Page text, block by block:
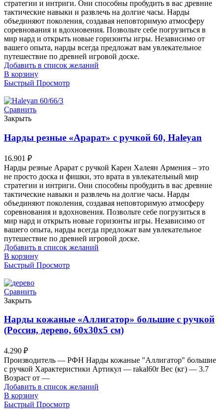
стратегии и интриги. Они способны пробудить в вас древние
тактические навыки и развлечь на долгие часы. Нарды
объединяют поколения, создавая неповторимую атмосферу
соревнования и вдохновения. Позвольте себе погрузиться в
мир нард и открыть новые горизонты игры. Независимо от
вашего опыта, нарды всегда предложат вам увлекательное
путешествие по древней игровой доске.
Добавить в список желаний
В корзину
Быстрый Просмотр
Сравнить
Закрыть
Нарды резные «Арарат» с ручкой 60, Haleyan
16.901 ₽
Нарды резные Арарат с ручкой Карен Халеян Армения – это
не просто доска и фишки, это врата в увлекательный мир
стратегии и интриги. Они способны пробудить в вас древние
тактические навыки и развлечь на долгие часы. Нарды
объединяют поколения, создавая неповторимую атмосферу
соревнования и вдохновения. Позвольте себе погрузиться в
мир нард и открыть новые горизонты игры. Независимо от
вашего опыта, нарды всегда предложат вам увлекательное
путешествие по древней игровой доске.
Добавить в список желаний
В корзину
Быстрый Просмотр
Сравнить
Закрыть
Нарды кожаные «Аллигатор» большие с ручкой
(Россия, дерево, 60х30х5 см)
4.290 ₽
Производитель — РФН Нарды кожаные "Аллигатор" большие
с ручкой Характеристики Артикул — rakal60r Вес (кг) — 3.7
Возраст от —
Добавить в список желаний
В корзину
Быстрый Просмотр